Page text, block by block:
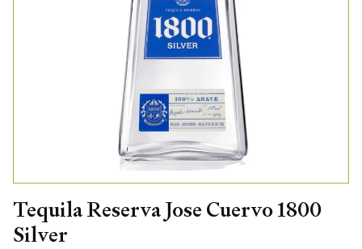
Tequila Reserva Jose Cuervo 1800
Silver